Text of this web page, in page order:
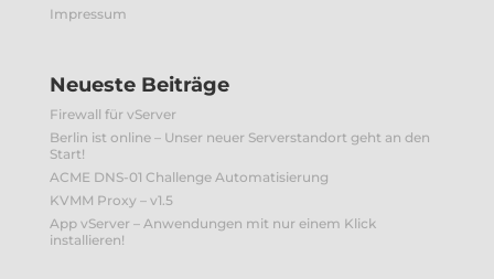
Impressum
Neueste Beiträge
Firewall für vServer
Berlin ist online – Unser neuer Serverstandort geht an den
Start!
ACME DNS-01 Challenge Automatisierung
KVMM Proxy – v1.5
App vServer – Anwendungen mit nur einem Klick
installieren!